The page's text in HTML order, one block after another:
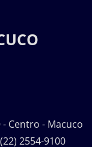
Centro - Macuco
(22) 2554-9100